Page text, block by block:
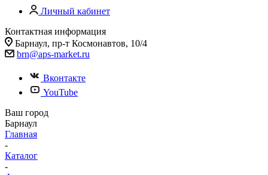
Личный кабинет
Контактная информация
Барнаул, пр-т Космонавтов, 10/4
brn@aps-market.ru
Вконтакте
YouTube
Ваш город
Барнаул
Главная
-
Каталог
-